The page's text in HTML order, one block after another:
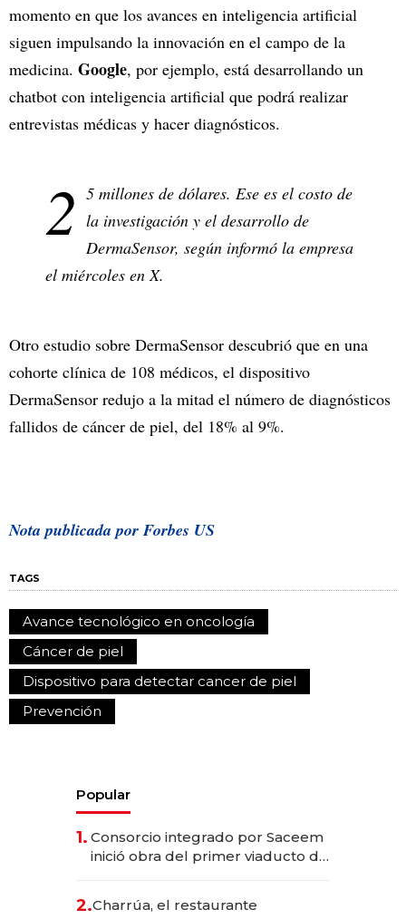
momento en que los avances en inteligencia artificial
siguen impulsando la innovación en el campo de la
medicina. Google, por ejemplo, está desarrollando un
chatbot con inteligencia artificial que podrá realizar
entrevistas médicas y hacer diagnósticos.
2 5 millones de dólares. Ese es el costo de
la investigación y el desarrollo de
DermaSensor, según informó la empresa
el miércoles en X.
Otro estudio sobre DermaSensor descubrió que en una
cohorte clínica de 108 médicos, el dispositivo
DermaSensor redujo a la mitad el número de diagnósticos
fallidos de cáncer de piel, del 18% al 9%.
Nota publicada por Forbes US
TAGS
Avance tecnológico en oncología
Cáncer de piel
Dispositivo para detectar cancer de piel
Prevención
Popular
1. Consorcio integrado por Saceem
inició obra del primer viaducto de
millones
2.Charrúa, el restaurante